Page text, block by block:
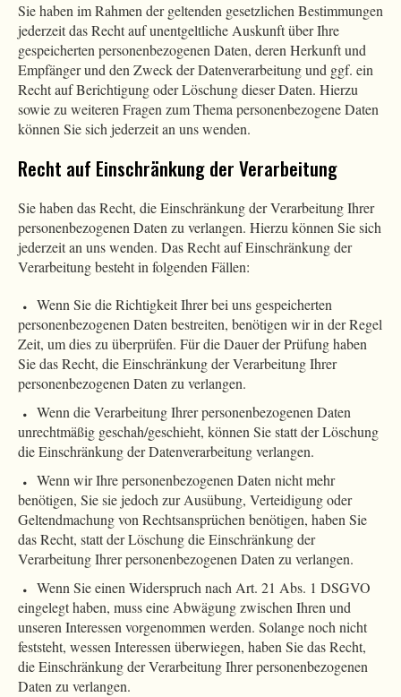
Sie haben im Rahmen der geltenden gesetzlichen Bestimmungen
jederzeit das Recht auf unentgeltliche Auskunft über Ihre
gespeicherten personenbezogenen Daten, deren Herkunft und
Empfänger und den Zweck der Datenverarbeitung und ggf. ein
Recht auf Berichtigung oder Löschung dieser Daten. Hierzu
sowie zu weiteren Fragen zum Thema personenbezogene Daten
können Sie sich jederzeit an uns wenden.
Recht auf Einschränkung der Verarbeitung
Sie haben das Recht, die Einschränkung der Verarbeitung Ihrer
personenbezogenen Daten zu verlangen. Hierzu können Sie sich
jederzeit an uns wenden. Das Recht auf Einschränkung der
Verarbeitung besteht in folgenden Fällen:
Wenn Sie die Richtigkeit Ihrer bei uns gespeicherten
personenbezogenen Daten bestreiten, benötigen wir in der Regel
Zeit, um dies zu überprüfen. Für die Dauer der Prüfung haben
Sie das Recht, die Einschränkung der Verarbeitung Ihrer
personenbezogenen Daten zu verlangen.
Wenn die Verarbeitung Ihrer personenbezogenen Daten
unrechtmäßig geschah/geschieht, können Sie statt der Löschung
die Einschränkung der Datenverarbeitung verlangen.
Wenn wir Ihre personenbezogenen Daten nicht mehr
benötigen, Sie sie jedoch zur Ausübung, Verteidigung oder
Geltendmachung von Rechtsansprüchen benötigen, haben Sie
das Recht, statt der Löschung die Einschränkung der
Verarbeitung Ihrer personenbezogenen Daten zu verlangen.
Wenn Sie einen Widerspruch nach Art. 21 Abs. 1 DSGVO
eingelegt haben, muss eine Abwägung zwischen Ihren und
unseren Interessen vorgenommen werden. Solange noch nicht
feststeht, wessen Interessen überwiegen, haben Sie das Recht,
die Einschränkung der Verarbeitung Ihrer personenbezogenen
Daten zu verlangen.